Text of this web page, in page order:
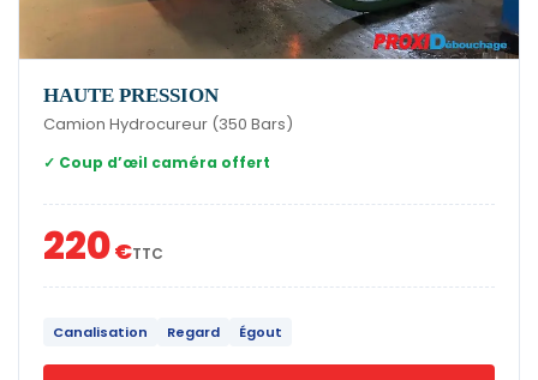
HAUTE PRESSION
Camion Hydrocureur (350 Bars)
✓ Coup d’œil caméra offert
220€TTC
Canalisation Regard Égout